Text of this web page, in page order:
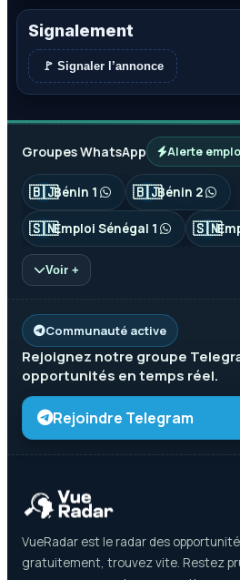
Signalement
🚩 Signaler l’annonce
Groupes WhatsApp Alerte
🇧🇯Bénin 1 🇧🇯Bénin 2
🇸🇳Emploi Sénégal 1 🇸🇳
Voir +
Communauté active
Rejoignez notre groupe
opportunités en temps réel.
Rejoindre Telegram
VueRadar est le radar des
gratuitement, trouvez vite. Restez